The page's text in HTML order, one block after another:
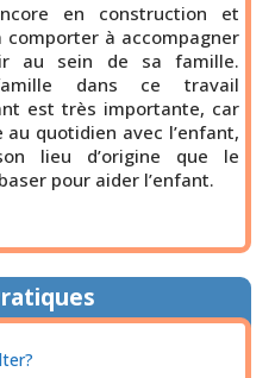
en construction et
comporter à accompagner
au sein de sa famille.
dans ce travail
est très importante, car
quotidien avec l’enfant,
lieu d’origine que le
pour aider l’enfant.